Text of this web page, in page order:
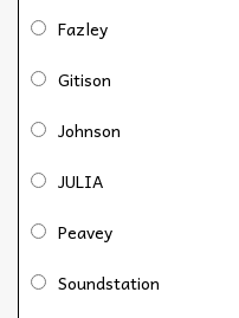
Fazley
Gitison
Johnson
JULIA
Peavey
Soundstation